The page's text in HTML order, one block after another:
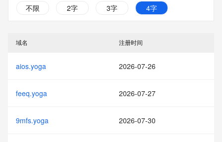
不限 2字 3字
4字
域名 注册时间
aios.yoga 2026-07-26
feeq.yoga 2026-07-27
9mfs.yoga 2026-07-30